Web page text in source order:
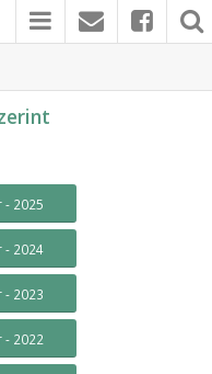
- 2025
- 2024
- 2023
- 2022